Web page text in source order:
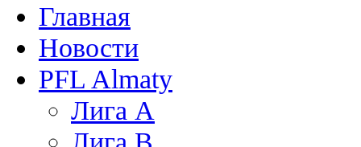
Главная
Новости
PFL Almaty
Лига A